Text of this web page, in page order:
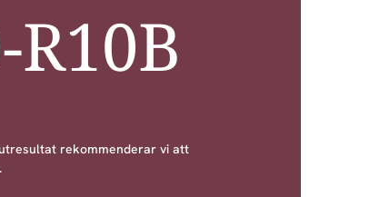
R10B
rekommenderar vi att